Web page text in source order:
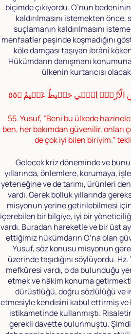
biçimde çıkıyordu. O’nun
kaldırılmasını istemekten
suçlamanın kaldırılmasını
menfaatler peşinde koşmadığını
köle damgası taşıyan ibrânî
Hükümdarın danışmanı
ülkenin kurtarıcısı
الْاَرْضِۚ اِنّٖي حَفٖيظٌ عَلٖيمٌ ﴿٥٥
55. Yusuf, “Beni bu ülkede
ben, her bakımdan güvenilir, onları
de çok iyi bilen biriyim.”
Gelecek kriz döneminde ve
yıllarında, önlemlere, korumaya,
yeteneğine ve de tarımı, ürünleri
vardı. Gerek bolluk yıllarında
misyonun yerine getirilebilmesi
içerebilen bir bilgiye, iyi bir
vardı. Buradan hareketle ve bir üst
ettiğimiz hükümdarın O’na olan
Yusuf, söz konusu misyonun
üzerinde taşıdığını söylüyordu.
mefkûresi vardı, o da bulunduğu
etmek ve hâkim konuma
dürüstlüğü, doğru sözlülüğü ve
etmesiyle kendisini kabul ettirmiş
istikametinde kullanmıştı.
gerekli davette bulunmuştu.